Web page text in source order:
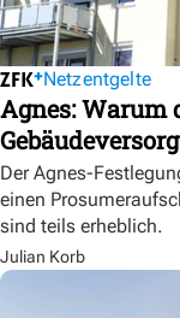
Netzentgelte
Agnes: Warum
Der Agnes-
einen
sind teils erheblich.
Julian Korb